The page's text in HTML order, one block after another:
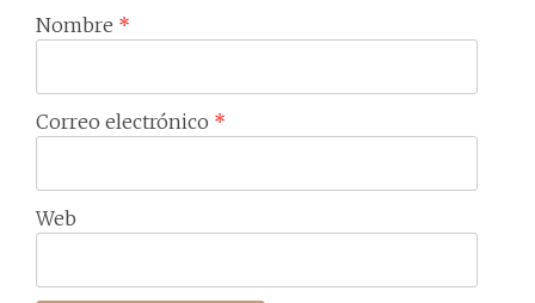
Nombre *
Correo electrónico *
Web